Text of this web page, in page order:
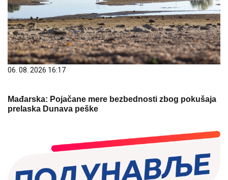
06. 08. 2026 16:17
Mađarska: Pojačane mere bezbednosti zbog pokušaja
prelaska Dunava peške